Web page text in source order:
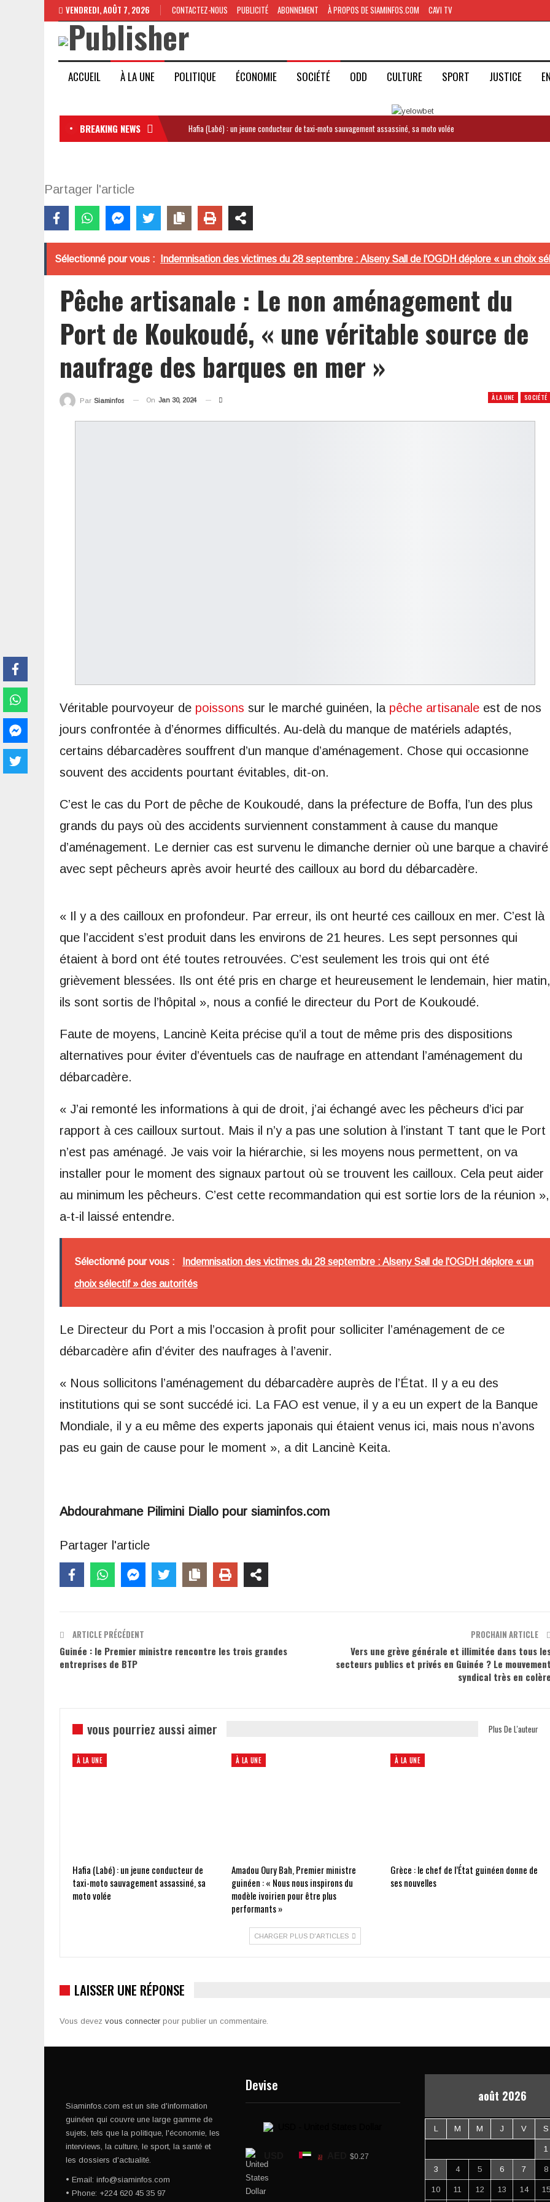
VENDREDI, AOÛT 7, 2026 CONTACTEZ-NOUS PUBLICITÉ ABONNEMENT À PROPOS DE SIAMINFOS.COM CAVI TV
ACCUEIL À LA UNE POLITIQUE ÉCONOMIE SOCIÉTÉ ODD CULTURE SPORT JUSTICE
BREAKING NEWS Hafia (Labé) : un jeune conducteur de taxi-moto sauvagement assassiné, sa moto volée
Partager l'article
Sélectionné pour vous : Indemnisation des victimes du 28 septembre : Alseny Sall de l'OGDH déplore « un choix
Pêche artisanale : Le non aménagement du
Port de Koukoudé, « une véritable source de
naufrage des barques en mer »
À LA UNE SOCIÉTÉ
Par Siaminfos On Jan 30, 2024
Véritable pourvoyeur de poissons sur le marché guinéen, lapêche artisanale est de nos
jours confrontée à d’énormes difficultés. Au-delà du manque de matériels adaptés,
certains débarcadères souffrent d’un manque d’aménagement. Chose qui occasionne
souvent des accidents pourtant évitables, dit-on.
C’est le cas du Port de pêche de Koukoudé, dans la préfecture de Boffa, l’un des plus
grands du pays où des accidents surviennent constamment à cause du manque
d’aménagement. Le dernier cas est survenu le dimanche dernier où une barque a chaviré
avec sept pêcheurs après avoir heurté des cailloux au bord du débarcadère.
« Il y a des cailloux en profondeur. Par erreur, ils ont heurté ces cailloux en mer. C’est là
que l’accident s’est produit dans les environs de 21 heures. Les sept personnes qui
étaient à bord ont été toutes retrouvées. C’est seulement les trois qui ont été
grièvement blessées. Ils ont été pris en charge et heureusement le lendemain, hier matin,
ils sont sortis de l’hôpital », nous a confié le directeur du Port de Koukoudé.
Faute de moyens, Lancinè Keita précise qu’il a tout de même pris des dispositions
alternatives pour éviter d’éventuels cas de naufrage en attendant l’aménagement du
débarcadère.
« J’ai remonté les informations à qui de droit, j’ai échangé avec les pêcheurs d’ici par
rapport à ces cailloux surtout. Mais il n’y a pas une solution à l’instant T tant que le Port
n’est pas aménagé. Je vais voir la hiérarchie, si les moyens nous permettent, on va
installer pour le moment des signaux partout où se trouvent les cailloux. Cela peut aider
au minimum les pêcheurs. C’est cette recommandation qui est sortie lors de la réunion »,
a-t-il laissé entendre.
Sélectionné pour vous : Indemnisation des victimes du 28 septembre : Alseny Sall de l'OGDH déplore « un
choix sélectif » des autorités
Le Directeur du Port a mis l’occasion à profit pour solliciter l’aménagement de ce
débarcadère afin d’éviter des naufrages à l’avenir.
« Nous sollicitons l’aménagement du débarcadère auprès de l’État. Il y a eu des
institutions qui se sont succédé ici. La FAO est venue, il y a eu un expert de la Banque
Mondiale, il y a eu même des experts japonais qui étaient venus ici, mais nous n’avons
pas eu gain de cause pour le moment », a dit Lancinè Keita.
Abdourahmane Pilimini Diallo pour siaminfos.com
Partager l'article
ARTICLE PRÉCÉDENT
Guinée : le Premier ministre rencontre les trois grandes
entreprises de BTP
PROCHAIN ARTICLE
Vers une grève générale et illimitée dans tous
secteurs publics et privés en Guinée ? Le
syndical très en
vous pourriez aussi aimer Plus De L'auteur
À LA UNE
Hafia (Labé) : un jeune conducteur de
taxi-moto sauvagement assassiné, sa
moto volée
À LA UNE
Amadou Oury Bah, Premier ministre
guinéen : « Nous nous inspirons du
modèle ivoirien pour être plus
performants »
À LA UNE
Grèce : le chef de l’État guinéen donne de
ses nouvelles
CHARGER PLUS D'ARTICLES
LAISSER UNE RÉPONSE
Vous devez vous connecter pour publier un commentaire.
Siaminfos.com est un site d'information
guinéen qui couvre une large gamme de
sujets, tels que la politique, l'économie, les
interviews, la culture, le sport, la santé et
les dossiers d'actualité.
• Email: info@siaminfos.com
• Phone: +224 620 45 35 97
Devise
$0.27
août 2026
L M M J V S
1
3 4 5 6 7 8
10 11 12 13 14 15